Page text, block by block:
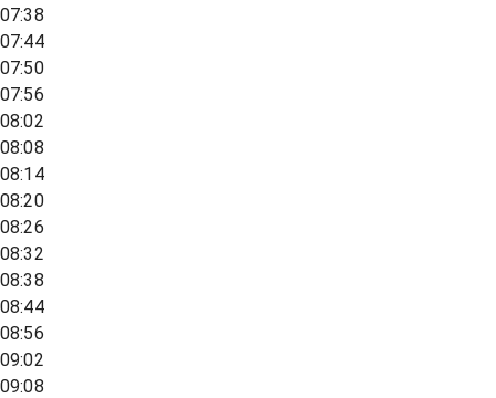
07:38
07:44
07:50
07:56
08:02
08:08
08:14
08:20
08:26
08:32
08:38
08:44
08:56
09:02
09:08